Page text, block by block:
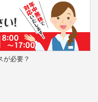
が必要？